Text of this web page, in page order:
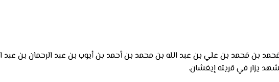
بن مَحمد بن علي بن عبد الله بن محمد بن أحمد بن أيوب بن عبد الرحمان بن
يزار في قريته إيغشان.